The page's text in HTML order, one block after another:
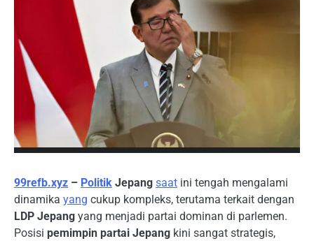
99refb.xyz – Politik Jepang saat ini tengah mengalami
dinamika yang cukup kompleks, terutama terkait dengan
LDP Jepang yang menjadi partai dominan di parlemen.
Posisi pemimpin partai Jepang kini sangat strategis,